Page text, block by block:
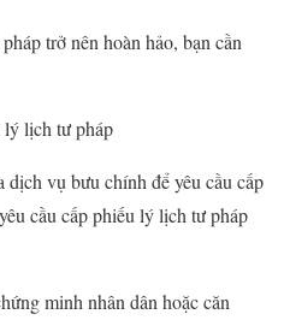
trở nên hoàn hảo, bạn cần
lịch tư pháp
vụ bưu chính để yêu cầu cấp
cầu cấp phiếu lý lịch tư pháp
minh nhân dân hoặc căn